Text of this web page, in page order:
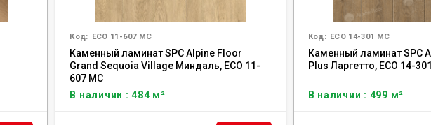
Код: ECO 11-607 MC
Каменный ламинат SPC Alpine Floor
Grand Sequoia Village Миндаль, ECO 11-
607 MC
В наличии : 484 м²
Код: ECO 14-301 MC
Каменный ламинат SPC
Plus Ларгетто, ЕСО 14-
В наличии : 499 м²